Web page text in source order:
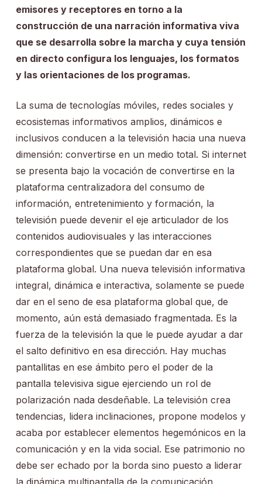
emisores y receptores en torno a la
construcción de una narración informativa viva
que se desarrolla sobre la marcha y cuya tensión
en directo configura los lenguajes, los formatos
y las orientaciones de los programas.
La suma de tecnologías móviles, redes sociales y
ecosistemas informativos amplios, dinámicos e
inclusivos conducen a la televisión hacia una nueva
dimensión: convertirse en un medio total. Si internet
se presenta bajo la vocación de convertirse en la
plataforma centralizadora del consumo de
información, entretenimiento y formación, la
televisión puede devenir el eje articulador de los
contenidos audiovisuales y las interacciones
correspondientes que se puedan dar en esa
plataforma global. Una nueva televisión informativa
integral, dinámica e interactiva, solamente se puede
dar en el seno de esa plataforma global que, de
momento, aún está demasiado fragmentada. Es la
fuerza de la televisión la que le puede ayudar a dar
el salto definitivo en esa dirección. Hay muchas
pantallitas en ese ámbito pero el poder de la
pantalla televisiva sigue ejerciendo un rol de
polarización nada desdeñable. La televisión crea
tendencias, lidera inclinaciones, propone modelos y
acaba por establecer elementos hegemónicos en la
comunicación y en la vida social. Ese patrimonio no
debe ser echado por la borda sino puesto a liderar